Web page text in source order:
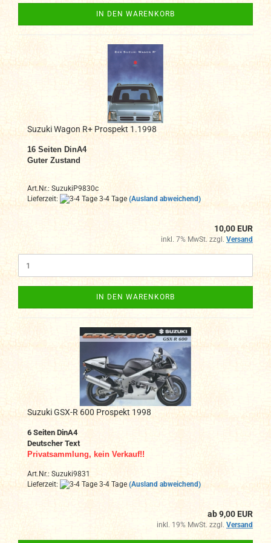
IN DEN WARENKORB
Suzuki Wagon R+ Prospekt 1.1998
16 Seiten DinA4
Guter Zustand
Art.Nr.: SuzukiP9830c
Lieferzeit:
3-4 Tage (Ausland abweichend)
10,00 EUR
inkl. 7% MwSt. zzgl. Versand
IN DEN WARENKORB
Suzuki GSX-R 600 Prospekt 1998
6 Seiten DinA4
Deutscher Text
Privatsammlung, kein Verkauf!!
Art.Nr.: Suzuki9831
Lieferzeit:
3-4 Tage (Ausland abweichend)
ab 9,00 EUR
inkl. 19% MwSt. zzgl. Versand